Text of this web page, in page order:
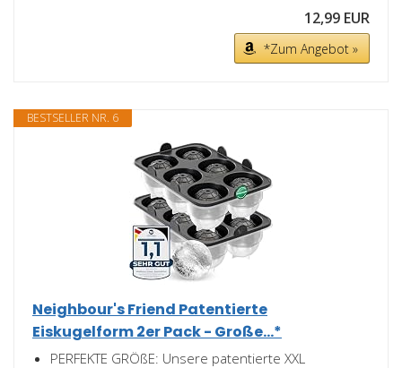
12,99 EUR
*Zum Angebot »
BESTSELLER NR. 6
Neighbour's Friend Patentierte
Eiskugelform 2er Pack - Große...*
PERFEKTE GRÖßE: Unsere patentierte XXL